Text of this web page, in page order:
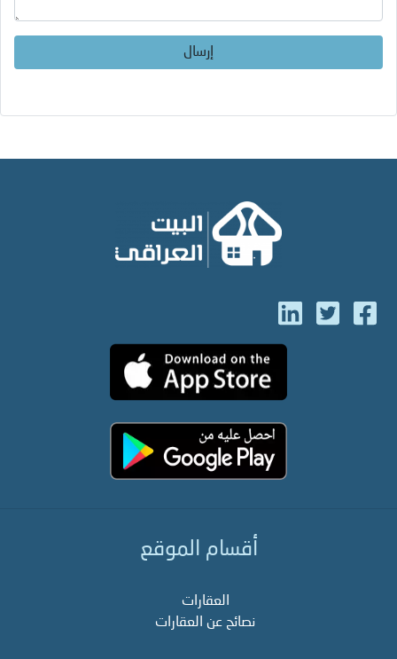
إرسال
أقسام الموقع
العقارات
نصائح عن العقارات